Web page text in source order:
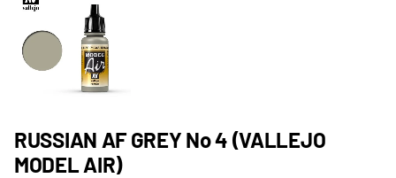
RUSSIAN AF GREY No 4 (VALLEJO
MODEL AIR)